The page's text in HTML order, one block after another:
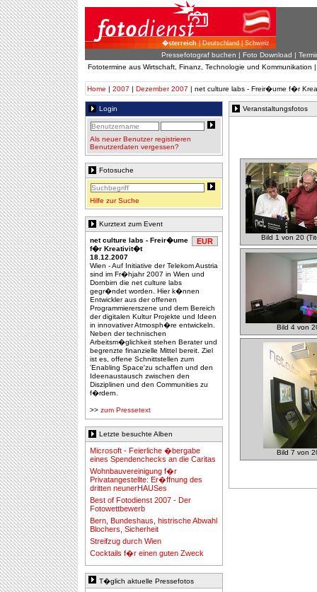
�sterreich| Deutschland | Schweiz
Pressefotograf buchen | Foto Download |
Fototermine aus Wirtschaft, Finanz, Technologie und Kommunikation
Home | 2007 | Dezember 2007 | net culture labs - Freir�ume f�r
Login
Als neuer Benutzer registrieren
Benutzerdaten vergessen?
Fotosuche
Hilfe zur Suche
Kurztext zum Event
EUR
net culture labs - Freir�ume
f�r Kreativit�t
18.12.2007
Wien - Auf Initiative der Telekom Austria
sind im Fr�hjahr 2007 in Wien und
Dornbirn die net culture labs
gegr�ndet worden. Hier k�nnen
Entwickler aus der offenen
Programmiererszene und dem Bereich
der digitalen Kultur Projekte und Ideen
in innovativer Atmosph�re entwickeln.
Neben der technischen
Arbeitsm�glichkeit stehen Berater und
begrenzte finanzielle Mittel bereit. Ziel
ist es, offene Schnittstellen zum
'Enabling Space'zu schaffen und den
Ideenaustausch zwischen den
Disziplinen und den Communities zu
f�rdern.
>> zum Pressetext
Letzte besuchte Alben
Microsoft - Feierliche �bergabe
eines Spendenchecks an die Caritas
Wohnbauvereinigung f�r
Privatangestellte: Er�ffnung des
dritten neunerHAUSes
Best of Fotodienst 2007 - Der
Fotowettbewerb
Bern, Bundeshaus, histrische Abwahl
Blochers, Sicherheit
Streifzug durch Wien
Cocktails f�r einen guten Zweck
T�glich aktuelle Pressefotos
Veranstaltungsfotos
Bild 1 von 20
Bild 4 von
Bild 7 von